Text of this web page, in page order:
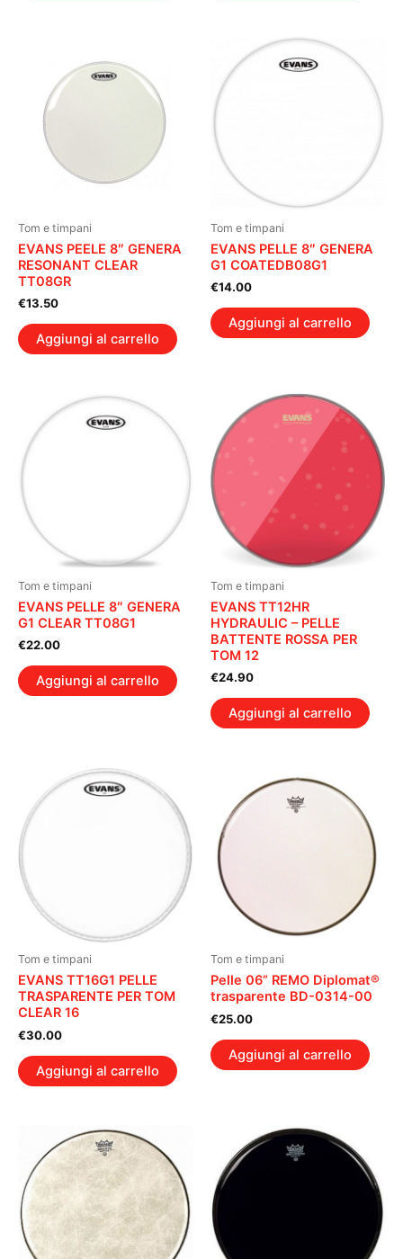
Tom e timpani
EVANS PEELE 8″ GENERA
RESONANT CLEAR
TT08GR
€13.50
Aggiungi al carrello
Tom e timpani
EVANS PELLE 8″ GENERA
G1 COATEDB08G1
€14.00
Aggiungi al carrello
Tom e timpani
EVANS PELLE 8″ GENERA
G1 CLEAR TT08G1
€22.00
Aggiungi al carrello
Tom e timpani
EVANS TT12HR
HYDRAULIC – PELLE
BATTENTE ROSSA PER
TOM 12
€24.90
Aggiungi al carrello
Tom e timpani
EVANS TT16G1 PELLE
TRASPARENTE PER TOM
CLEAR 16
€30.00
Aggiungi al carrello
Tom e timpani
Pelle 06” REMO Diplomat®
trasparente BD-0314-00
€25.00
Aggiungi al carrello